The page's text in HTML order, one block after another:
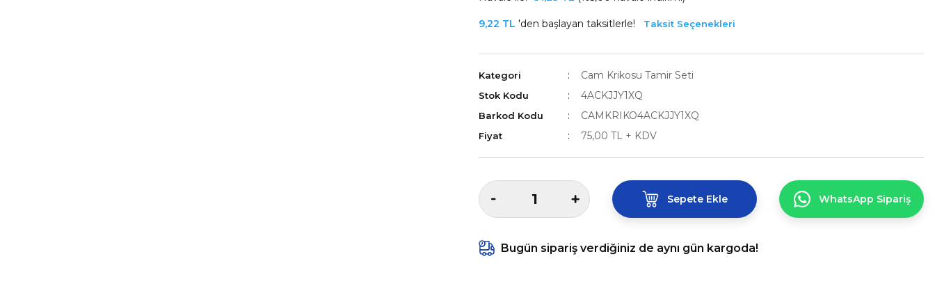
9,22 TL 'den başlayan taksitlerle! Taksit Seçenekleri
Kategori Cam Krikosu Tamir Seti
Stok Kodu 4ACKJJY1XQ
Barkod Kodu CAMKRIKO4ACKJJY1XQ
Fiyat 75,00 TL + KDV
Sepete Ekle WhatsApp Sipariş
Bugün sipariş verdiğiniz de aynı gün kargoda!